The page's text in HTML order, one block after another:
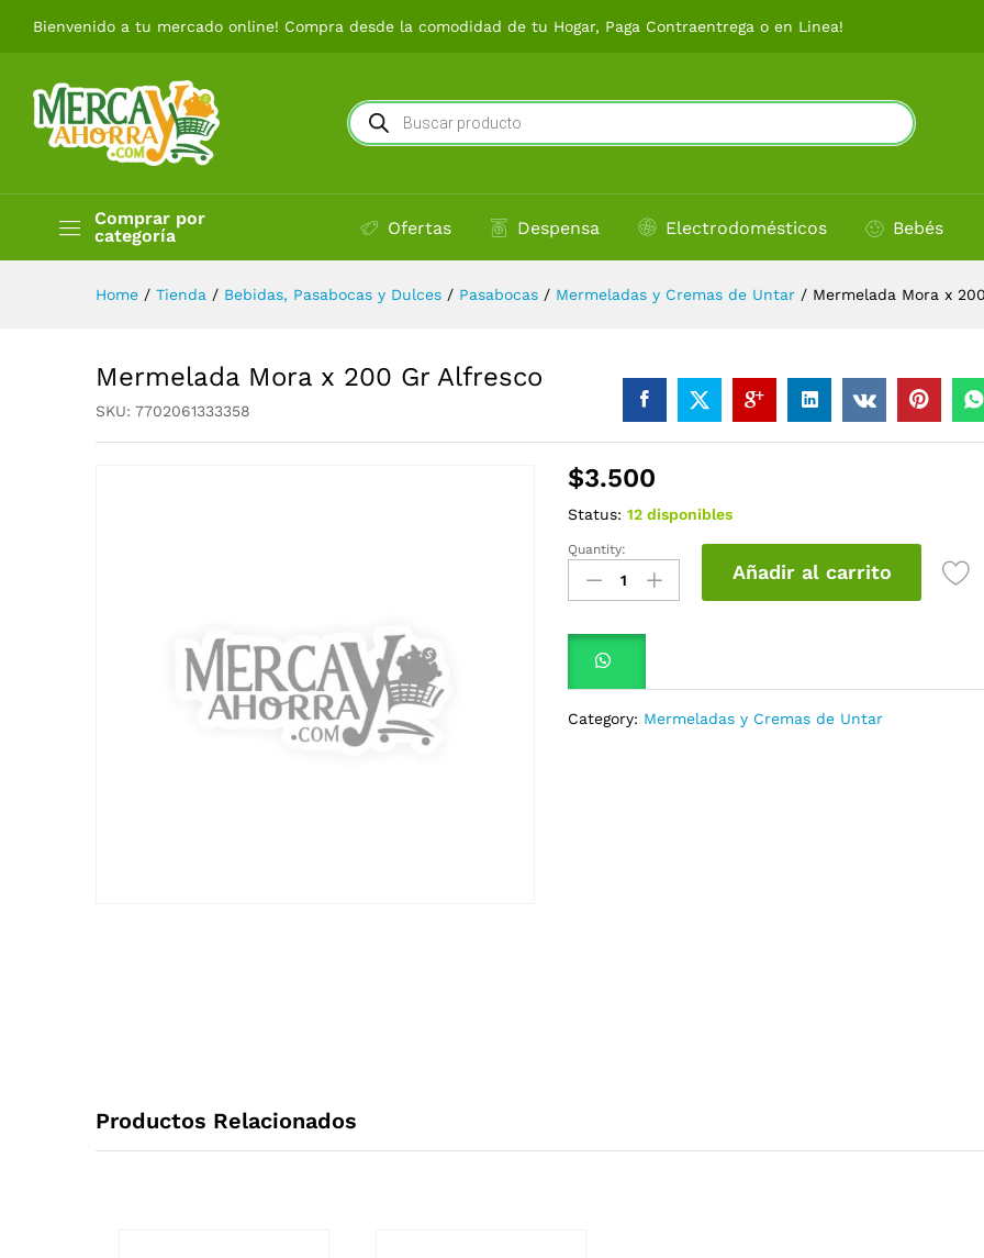
Bienvenido a tu mercado online! Compra desde la comodidad de tu Hogar, Paga Contraentrega o en Linea!
Búsqueda
de
productos
Comprar por
categoría
Bebidas, Pasabocas y
Ofertas Despensa Electrodomésticos Bebés
Home / Tienda / Bebidas, Pasabocas y Dulces / Pasabocas / Mermeladas y Cremas de Untar / Mermelada Mora x
Mermelada Mora x 200 Gr Alfresco
SKU: 7702061333358
$3.500
Status: 12 disponibles
Mermelada
Mora
x
Quantity:
Añadir al carrito
Category: Mermeladas y Cremas de Untar
Productos Relacionados
Mermelada Mora x 200 Gr Alfresco